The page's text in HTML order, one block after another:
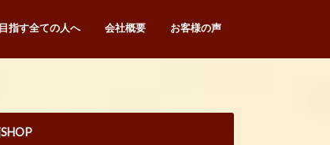
指す全ての人へ 会社概要 お客様の声